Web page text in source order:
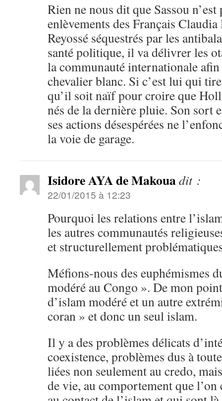
Rien ne nous dit que Sassou
enlèvements des Français
Reyossé séquestrés par les
santé politique, il va délivrer les
la communauté internationale
chevalier blanc. Si c’est lui qui
qu’il soit naïf pour croire que
nés de la dernière pluie. Son sort
ses actions désespérées ne
la voie de garage.
Isidore AYA de Makouadit :
22/01/2015 à 12:23
Pourquoi les relations entre
les autres communautés
et structurellement
Méfions-nous des euphémismes
modéré au Congo ». De mon
d’islam modéré et un autre
coran » et donc un seul islam.
Il y a des problèmes délicats
coexistence, problèmes dus à
liées non seulement au credo,
de vie, au comportement que